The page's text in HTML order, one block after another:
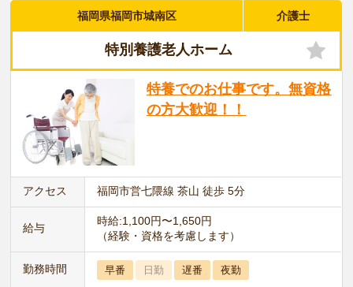
福岡県福岡市城南区 介護士
特別養護老人ホーム
特養でのお仕事です。無資格
の方大歓迎！！
アクセス 福岡市営七隈線 茶山 徒歩 5分
給与
時給:1,100円〜1,650円
（経験・資格を考慮します）
勤務時間 早番 日勤 遅番 夜勤